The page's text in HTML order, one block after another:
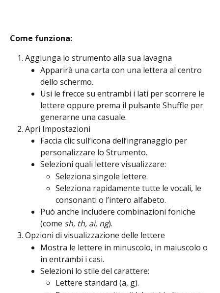
Come funziona:
Aggiunga lo strumento alla sua lavagna
Apparirà una carta con una lettera al centro
dello schermo.
Usi le frecce su entrambi i lati per scorrere le
lettere oppure prema il pulsante Shuffle per
generarne una casuale.
Apri Impostazioni
Faccia clic sull’icona dell’ingranaggio per
personalizzare lo Strumento.
Selezioni quali lettere visualizzare:
Seleziona singole lettere.
Seleziona rapidamente tutte le vocali, le
consonanti o l’intero alfabeto.
Può anche includere combinazioni foniche
(come sh, th, ai, ng).
Opzioni di visualizzazione delle lettere
Mostra le lettere in minuscolo, in maiuscolo o
in entrambi i casi.
Selezioni lo stile del carattere:
Lettere standard (a, g).